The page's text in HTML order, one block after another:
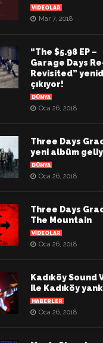
VIDEOLAR
Mar 7, 2018
“The $5.98 EP –
Garage Days
Revisited”
çıkıyor!
DÜNYA
Oca 26, 2018
Three Days
yeni albüm
DÜNYA
Oca 26, 2018
Three Days
The Mountain
VIDEOLAR
Oca 26, 2018
Kadıköy Sound
ile Kadıköy
HABERLER
Oca 26, 2018